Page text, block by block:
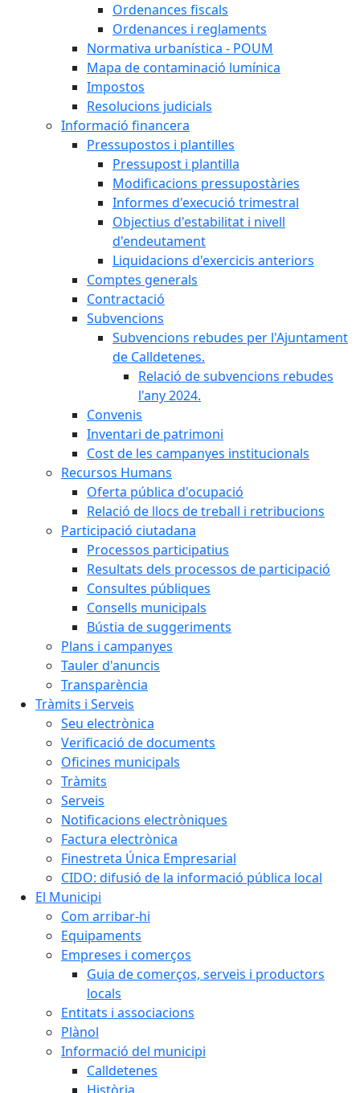
Ordenances fiscals
Ordenances i reglaments
Normativa urbanística - POUM
Mapa de contaminació lumínica
Impostos
Resolucions judicials
Informació financera
Pressupostos i plantilles
Pressupost i plantilla
Modificacions pressupostàries
Informes d'execució trimestral
Objectius d'estabilitat i nivell
d'endeutament
Liquidacions d'exercicis anteriors
Comptes generals
Contractació
Subvencions
Subvencions rebudes per l'Ajuntament
de Calldetenes.
Relació de subvencions rebudes
l'any 2024.
Convenis
Inventari de patrimoni
Cost de les campanyes institucionals
Recursos Humans
Oferta pública d'ocupació
Relació de llocs de treball i retribucions
Participació ciutadana
Processos participatius
Resultats dels processos de participació
Consultes públiques
Consells municipals
Bústia de suggeriments
Plans i campanyes
Tauler d'anuncis
Transparència
Tràmits i Serveis
Seu electrònica
Verificació de documents
Oficines municipals
Tràmits
Serveis
Notificacions electròniques
Factura electrònica
Finestreta Única Empresarial
CIDO: difusió de la informació pública local
El Municipi
Com arribar-hi
Equipaments
Empreses i comerços
Guia de comerços, serveis i productors
locals
Entitats i associacions
Plànol
Informació del municipi
Calldetenes